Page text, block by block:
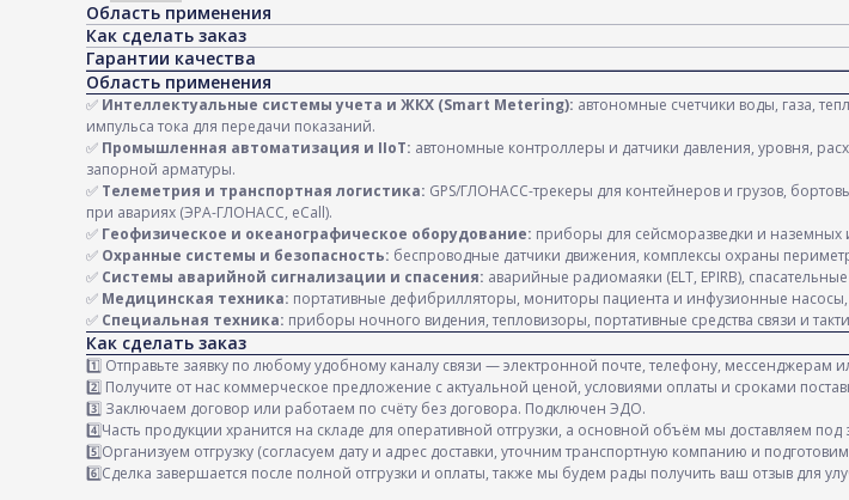
Область применения
Как сделать заказ
Гарантии качества
Область применения
✅ Интеллектуальные системы учета и ЖКХ (Smart Metering): автономные счетчики воды, газа,
импульса тока для передачи показаний.
✅ Промышленная автоматизация и IIoT: автономные контроллеры и датчики давления, уровня,
запорной арматуры.
✅ Телеметрия и транспортная логистика: GPS/ГЛОНАСС-трекеры для контейнеров и грузов,
при авариях (ЭРА-ГЛОНАСС, eCall).
✅ Геофизическое и океанографическое оборудование: приборы для сейсморазведки и наземных
✅ Охранные системы и безопасность: беспроводные датчики движения, комплексы охраны
✅ Системы аварийной сигнализации и спасения: аварийные радиомаяки (ELT, EPIRB),
✅ Медицинская техника: портативные дефибрилляторы, мониторы пациента и инфузионные
✅ Специальная техника: приборы ночного видения, тепловизоры, портативные средства связи и
Как сделать заказ
1️⃣ Отправьте заявку по любому удобному каналу связи — электронной почте, телефону, мессенджерам
2️⃣ Получите от нас коммерческое предложение с актуальной ценой, условиями оплаты и сроками
3️⃣ Заключаем договор или работаем по счёту без договора. Подключен ЭДО.
4️⃣Часть продукции хранится на складе для оперативной отгрузки, а основной объём мы доставляем
5️⃣Организуем отгрузку (согласуем дату и адрес доставки, уточним транспортную компанию и
6️⃣Сделка завершается после полной отгрузки и оплаты, также мы будем рады получить ваш отзыв для